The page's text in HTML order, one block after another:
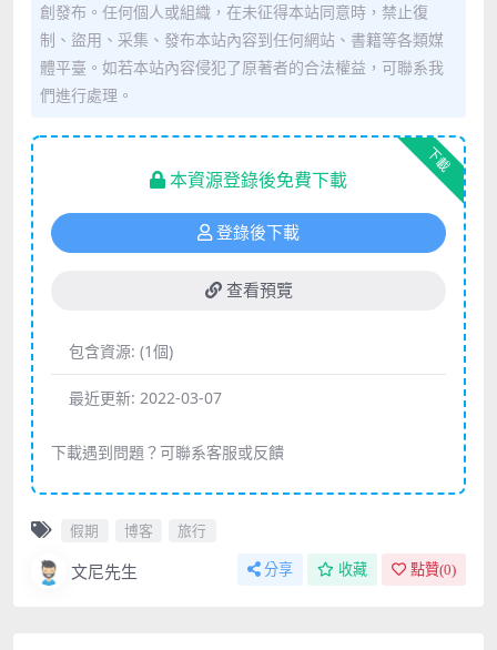
創發布。任何個人或組織，在未征得本站同意時，禁止復
制、盜用、采集、發布本站內容到任何網站、書籍等各類媒
體平臺。如若本站內容侵犯了原著者的合法權益，可聯系我
們進行處理。
下載
本資源登錄後免費下載
登錄後下載
查看預覽
包含資源: (1個)
最近更新: 2022-03-07
下載遇到問題？可聯系客服或反饋
假期 博客 旅行
文尼先生 分享 收藏 點贊(0)